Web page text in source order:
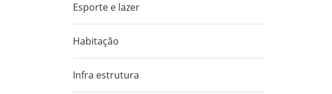
Esporte e lazer
Habitação
Infra estrutura